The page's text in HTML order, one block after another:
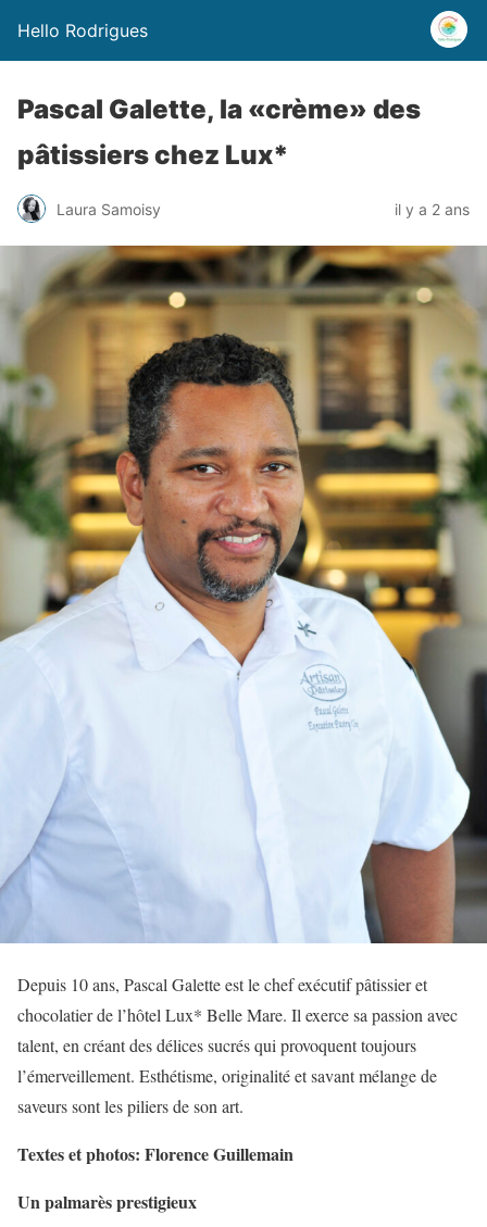
Hello Rodrigues
Pascal Galette, la «crème» des
pâtissiers chez Lux*
Laura Samoisy il y a 2 ans
Depuis 10 ans, Pascal Galette est le chef exécutif pâtissier et
chocolatier de l’hôtel Lux* Belle Mare. Il exerce sa passion avec
talent, en créant des délices sucrés qui provoquent toujours
l’émerveillement. Esthétisme, originalité et savant mélange de
saveurs sont les piliers de son art.
Textes et photos: Florence Guillemain
Un palmarès prestigieux